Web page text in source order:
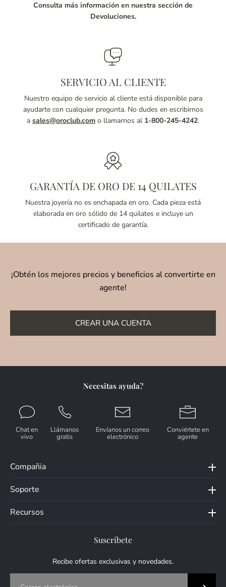
Consulta más información en nuestra sección de
Devoluciones.
SERVICIO AL CLIENTE
Nuestro equipo de servicio al cliente está disponible para
ayudarte con cualquier pregunta. No dudes en escribirnos
a sales@oroclub.com o llamarnos al 1-800-245-4242.
GARANTÍA DE ORO DE 14 QUILATES
Nuestra joyería no es enchapada en oro. Cada pieza está
elaborada en oro sólido de 14 quilates e incluye un
certificado de garantía.
¡Obtén los mejores precios y beneficios al convertirte en
agente!
CREAR UNA CUENTA
Necesitas ayuda?
Chat en
vivo
Llámanos
gratis
Envíanos un correo
electrónico
Conviértete en
agente
Compañia
Soporte
Recursos
Suscríbete
Recibe ofertas exclusivas y novedades.